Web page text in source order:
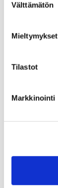
valinta
Välttämätön
Mieltymykset
Tilastot
Markkinointi